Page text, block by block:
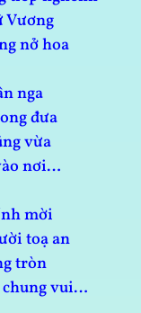
Vương
nở hoa
nga
đưa
vừa
nơi…
mời
toạ an
tròn
chung vui…